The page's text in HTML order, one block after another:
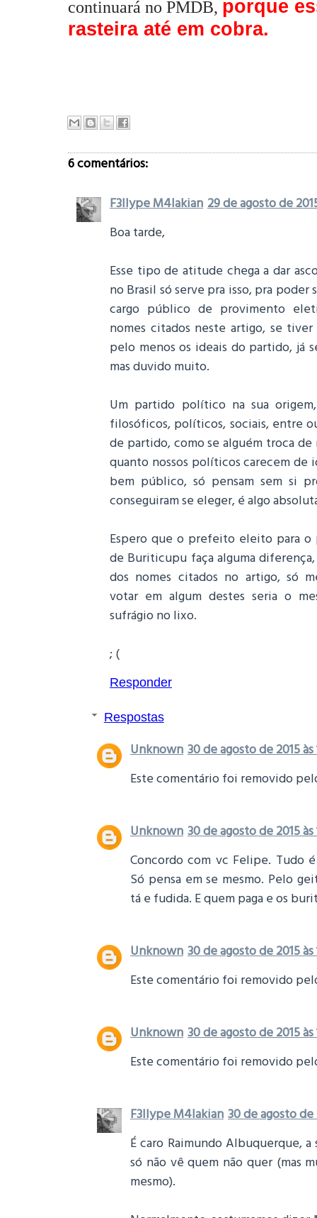
continuará no PMDB, porque
rasteira até em cobra.
6 comentários:
F3llype M4lakian 29 de agosto de
Boa tarde,
Esse tipo de atitude chega a dar
no Brasil só serve pra isso, pra poder
cargo público de provimento
nomes citados neste artigo, se
pelo menos os ideais do partido, já
mas duvido muito.
Um partido político na sua
filosóficos, políticos, sociais, entre
de partido, como se alguém troca de
quanto nossos políticos carecem de
bem público, só pensam sem si
conseguiram se eleger, é algo
Espero que o prefeito eleito para o
de Buriticupu faça alguma
dos nomes citados no artigo, só
votar em algum destes seria o
sufrágio no lixo.
; (
Responder
Respostas
Unknown 30 de agosto de 2015 às
Este comentário foi removido
Unknown 30 de agosto de 2015 às
Concordo com vc Felipe. Tudo
Só pensa em se mesmo. Pelo
tá e fudida. E quem paga e os
Unknown 30 de agosto de 2015 às
Este comentário foi removido
Unknown 30 de agosto de 2015 às
Este comentário foi removido
F3llype M4lakian 30 de agosto de
É caro Raimundo Albuquerque, a
só não vê quem não quer (mas
mesmo).